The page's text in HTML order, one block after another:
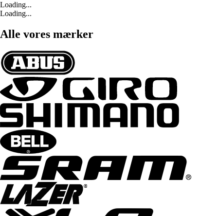
Loading...
Loading...
Alle vores mærker